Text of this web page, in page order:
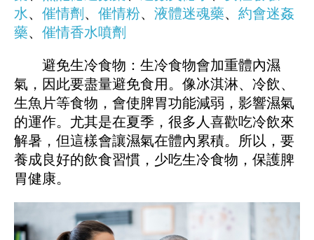
水、 催情劑 、 催情粉、 液體迷魂藥、 約會迷姦
藥、 催情香水噴劑
避免生冷食物：生冷食物會加重體內濕
氣，因此要盡量避免食用。像冰淇淋、冷飲、
生魚片等食物，會使脾胃功能減弱，影響濕氣
的運作。尤其是在夏季，很多人喜歡吃冷飲來
解暑，但這樣會讓濕氣在體內累積。所以，要
養成良好的飲食習慣，少吃生冷食物，保護脾
胃健康。